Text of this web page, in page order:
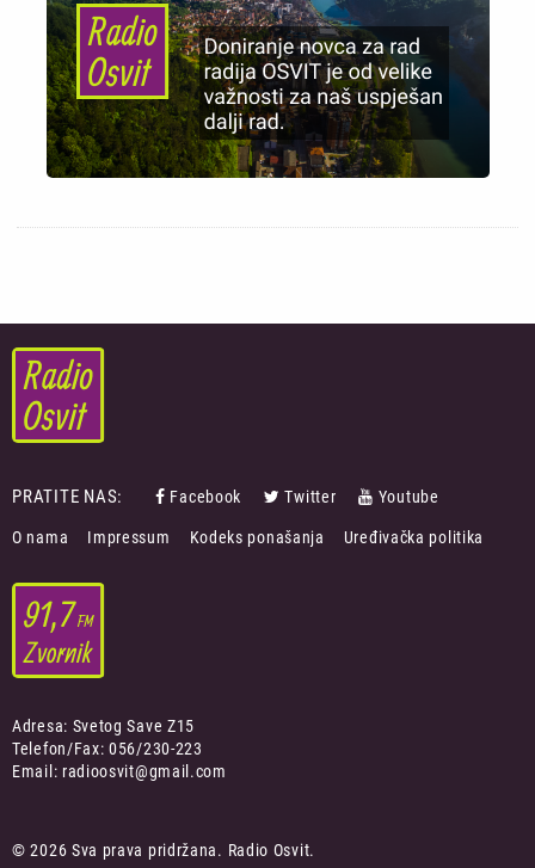
PRATITE NAS: Facebook Twitter Youtube
FOOTER
MENU
O nama Impressum Kodeks ponašanja Uređivačka politika
Adresa: Svetog Save Z15
Telefon/Fax: 056/230-223
Email: radioosvit@gmail.com
© 2026 Sva prava pridržana. Radio Osvit.